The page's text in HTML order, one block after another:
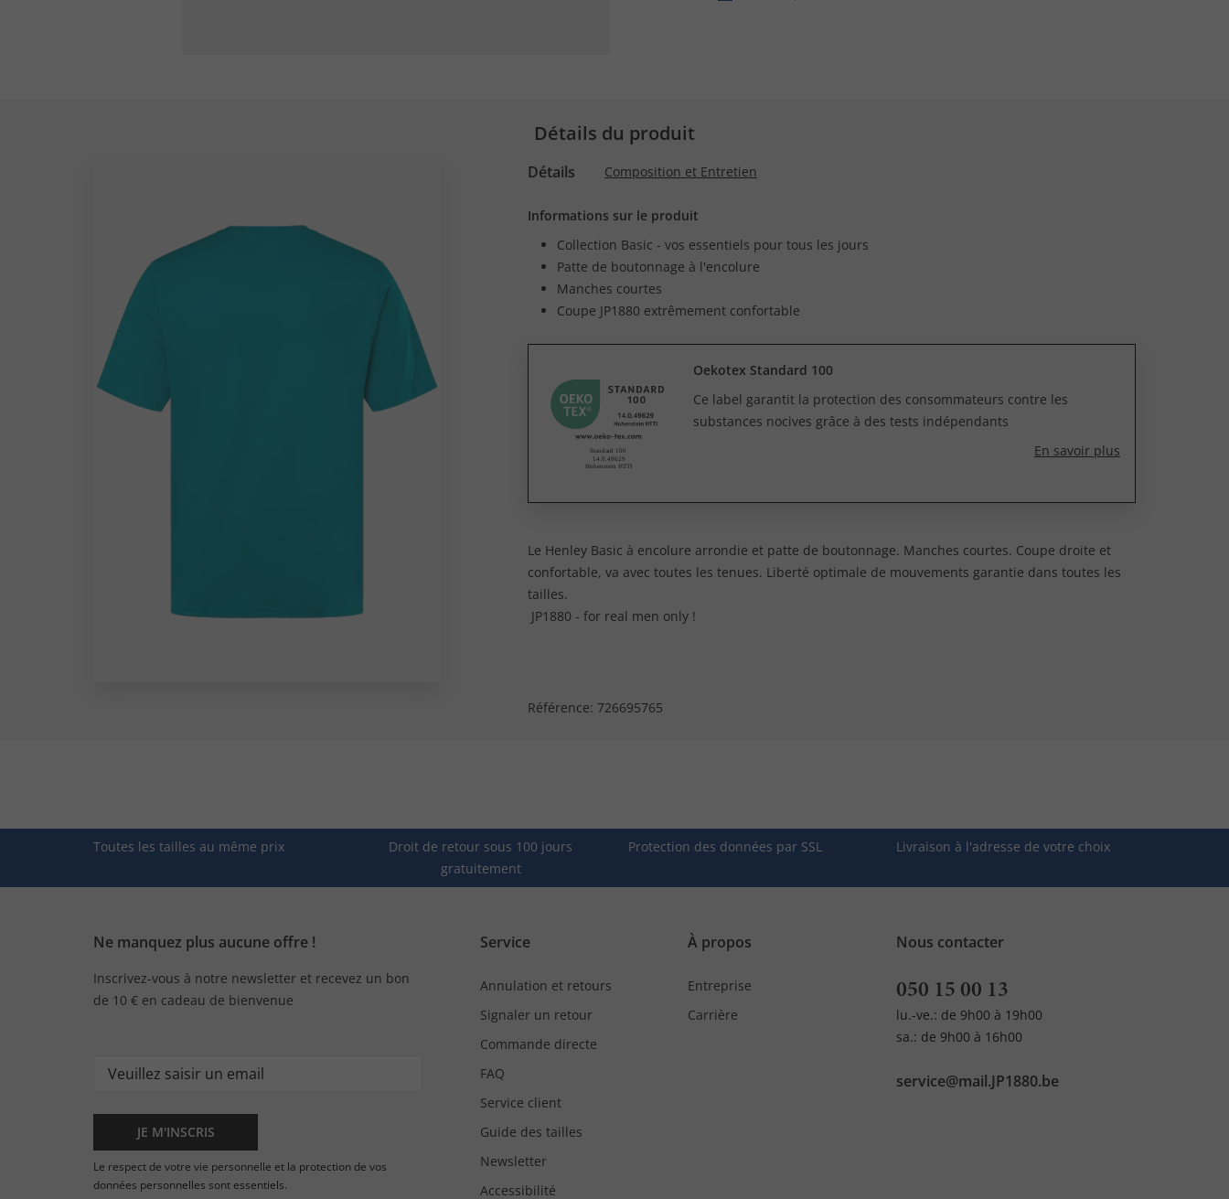
Détails du produit
Détails Composition et Entretien
Informations sur le produit
Collection Basic - vos essentiels pour tous les jours
Patte de boutonnage à l'encolure
Manches courtes
Coupe JP1880 extrêmement confortable
Oekotex Standard 100
Ce label garantit la protection des consommateurs contre les
substances nocives grâce à des tests indépendants
En savoir plus
Le Henley Basic à encolure arrondie et patte de boutonnage. Manches courtes. Coupe droite et
confortable, va avec toutes les tenues. Liberté optimale de mouvements garantie dans toutes les
tailles.
JP1880 - for real men only !
Référence: 726695765
Toutes les tailles au même prix
Droit de retour sous 100 jours
gratuitement
Protection des données par SSL Livraison à l'adresse de votre choix
Ne manquez plus aucune offre !
Inscrivez-vous à notre newsletter et recevez un bon
de 10 € en cadeau de bienvenue
JE M'INSCRIS
Le respect de votre vie personnelle et la protection de vos
données personnelles sont essentiels.
Service
Annulation et retours
Signaler un retour
Commande directe
FAQ
Service client
Guide des tailles
Newsletter
Accessibilité
À propos
Entreprise
Carrière
Nous contacter
050 15 00 13
lu.-ve.: de 9h00 à 19h00
sa.: de 9h00 à 16h00
service@mail.JP1880.be